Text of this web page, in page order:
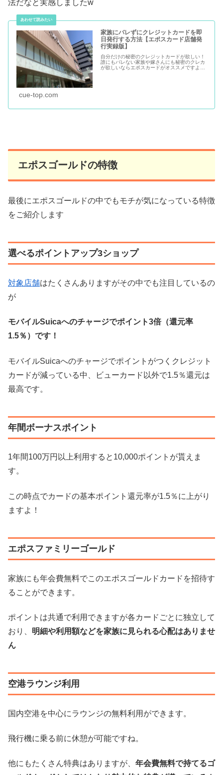
法だなと実感しましたw
家族にバレずにクレジットカードを即
日発行する方法【エポスカード店舗発
行実録版】
自分だけの秘密のクレジットカードが欲しい！
誰にもバレない家族や嫁さんにも秘密のクレカ
が欲しいならエポスカードがオススメですよ。
cue-top.com
エポスゴールドの特徴
最後にエポスゴールドの中でもモチが気になっている特徴
をご紹介します
選べるポイントアップ3ショップ
対象店舗はたくさんありますがその中でも注目しているの
が
モバイルSuicaへのチャージでポイント3倍（還元率
1.5％）です！
モバイルSuicaへのチャージでポイントがつくクレジット
カードが減っている中、ビューカード以外で1.5％還元は
最高です。
年間ボーナスポイント
1年間100万円以上利用すると10,000ポイントが貰えま
す。
この時点でカードの基本ポイント還元率が1.5％に上がり
ますよ！
エポスファミリーゴールド
家族にも年会費無料でこのエポスゴールドカードを招待す
ることができます。
ポイントは共通で利用できますが各カードごとに独立して
おり、 明細や利用額などを家族に見られる心配はありませ
ん
空港ラウンジ利用
国内空港を中心にラウンジの無料利用ができます。
飛行機に乗る前に休憩が可能ですね。
他にもたくさん特典はありますが、 年会費無料で持てるゴ